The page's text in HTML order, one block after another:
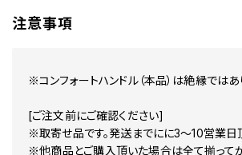
注意事項
※コンフォートハンドル（本品）は絶縁ではあ
[ご注文前にご確認ください]
※取寄せ品です。発送までにに3～10営業日
※他商品とご購入頂いた場合は全て揃って